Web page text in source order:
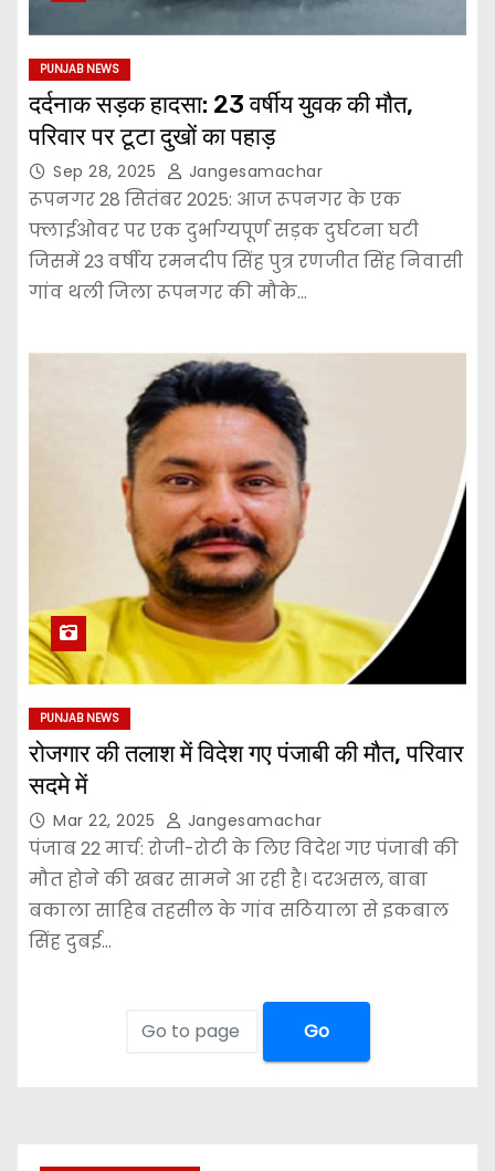
PUNJAB NEWS
दर्दनाक सड़क हादसा: 23 वर्षीय युवक की मौत,
परिवार पर टूटा दुखों का पहाड़
Sep 28, 2025 Jangesamachar
रूपनगर 28 सितंबर 2025: आज रूपनगर के एक
फ्लाईओवर पर एक दुर्भाग्यपूर्ण सड़क दुर्घटना घटी
जिसमें 23 वर्षीय रमनदीप सिंह पुत्र रणजीत सिंह निवासी
गांव थली जिला रूपनगर की मौके…
PUNJAB NEWS
रोजगार की तलाश में विदेश गए पंजाबी की मौत, परिवार
सदमे में
Mar 22, 2025 Jangesamachar
पंजाब 22 मार्च: रोजी-रोटी के लिए विदेश गए पंजाबी की
मौत होने की खबर सामने आ रही है। दरअसल, बाबा
बकाला साहिब तहसील के गांव सठियाला से इकबाल
सिंह दुबई…
Go